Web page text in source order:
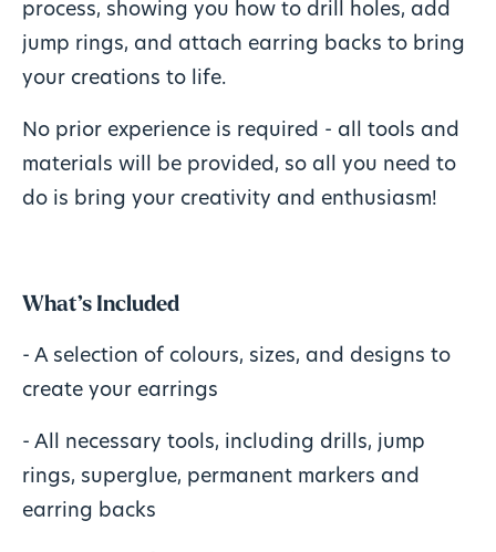
process, showing you how to drill holes, add
jump rings, and attach earring backs to bring
your creations to life.
No prior experience is required - all tools and
materials will be provided, so all you need to
do is bring your creativity and enthusiasm!​
What’s Included
- A selection of colours, sizes, and designs to
create your earrings
- All necessary tools, including drills, jump
rings, superglue, permanent markers and
earring backs